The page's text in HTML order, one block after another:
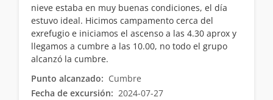
nieve estaba en muy buenas condiciones, el día
estuvo ideal. Hicimos campamento cerca del
exrefugio e iniciamos el ascenso a las 4.30 aprox y
llegamos a cumbre a las 10.00, no todo el grupo
alcanzó la cumbre.
Punto alcanzado: Cumbre
Fecha de excursión: 2024-07-27